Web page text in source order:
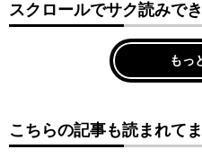
スクロールでサク読みで
もっ
こちらの記事も読まれてま